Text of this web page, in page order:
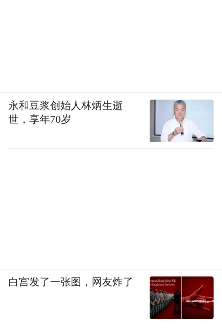
永和豆浆创始人林炳生逝
世，享年70岁
白宫发了一张图，网友炸了